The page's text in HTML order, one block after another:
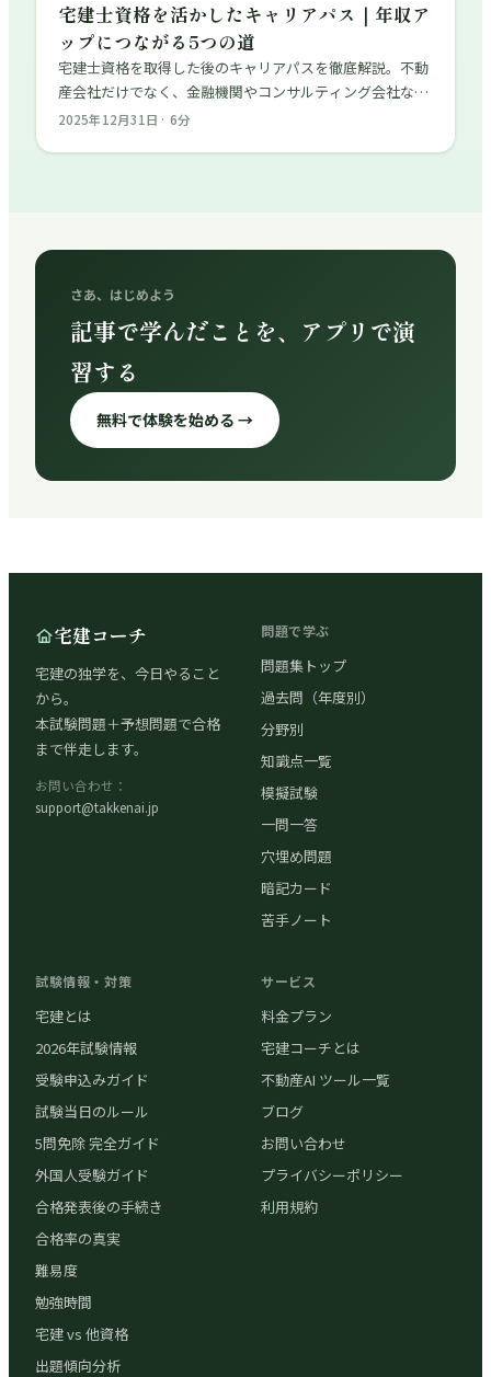
宅建士資格を活かしたキャリアパス｜年収ア
ップにつながる5つの道
宅建士資格を取得した後のキャリアパスを徹底解説。不動
産会社だけでなく、金融機関やコンサルティング会社な
ど、資格を活かせる意外な業界もご紹介します。
2025年12月31日 · 6分
さあ、はじめよう
記事で学んだことを、アプリで演
習する
無料で体験を始める →
宅建コーチ
宅建の独学を、今日やること
から。
本試験問題＋予想問題で合格
まで伴走します。
お問い合わせ：
support@takkenai.jp
問題で学ぶ
問題集トップ
過去問（年度別）
分野別
知識点一覧
模擬試験
一問一答
穴埋め問題
暗記カード
苦手ノート
試験情報・対策
宅建とは
2026年試験情報
受験申込みガイド
試験当日のルール
5問免除 完全ガイド
外国人受験ガイド
合格発表後の手続き
合格率の真実
難易度
勉強時間
宅建 vs 他資格
出題傾向分析
サービス
料金プラン
宅建コーチとは
不動産AI ツール一覧
ブログ
お問い合わせ
プライバシーポリシー
利用規約